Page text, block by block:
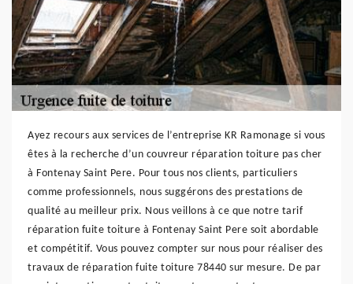
Ayez recours aux services de l’entreprise KR Ramonage si vous
êtes à la recherche d’un couvreur réparation toiture pas cher
à Fontenay Saint Pere. Pour tous nos clients, particuliers
comme professionnels, nous suggérons des prestations de
qualité au meilleur prix. Nous veillons à ce que notre tarif
réparation fuite toiture à Fontenay Saint Pere soit abordable
et compétitif. Vous pouvez compter sur nous pour réaliser des
travaux de réparation fuite toiture 78440 sur mesure. De par